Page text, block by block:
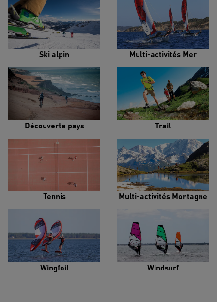
Ski alpin Multi-activités Mer
Découverte pays Trail
Tennis Multi-activités Montagne
Wingfoil Windsurf